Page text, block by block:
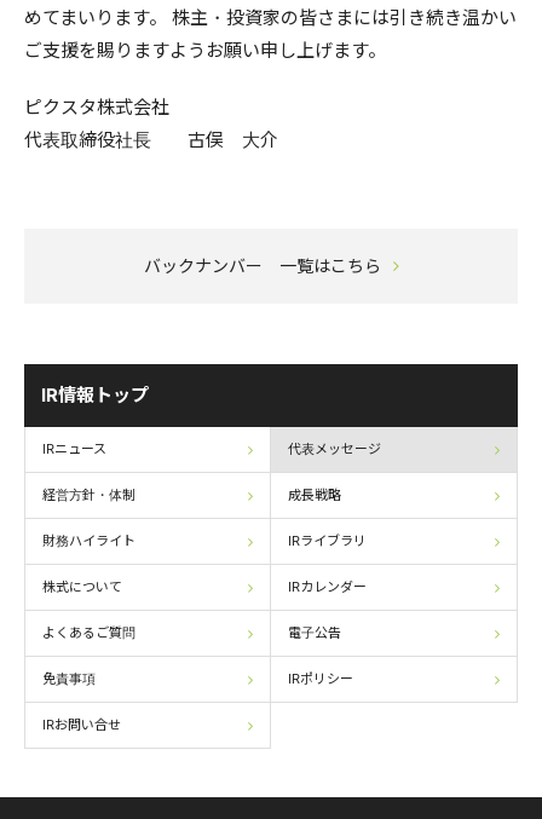
めてまいります。 株主・投資家の皆さまには引き続き温かい
ご支援を賜りますようお願い申し上げます。
ピクスタ株式会社
代表取締役社長 古俣 大介
バックナンバー 一覧はこちら
IR情報トップ
IRニュース 代表メッセージ
経営方針・体制 成長戦略
財務ハイライト IRライブラリ
株式について IRカレンダー
よくあるご質問 電子公告
免責事項 IRポリシー
IRお問い合せ